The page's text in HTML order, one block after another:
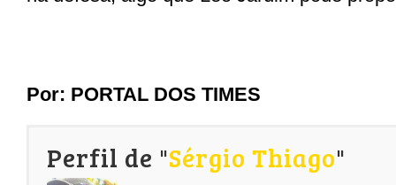
Por: PORTAL DOS TIMES
Perfil de "Sérgio Thiago"